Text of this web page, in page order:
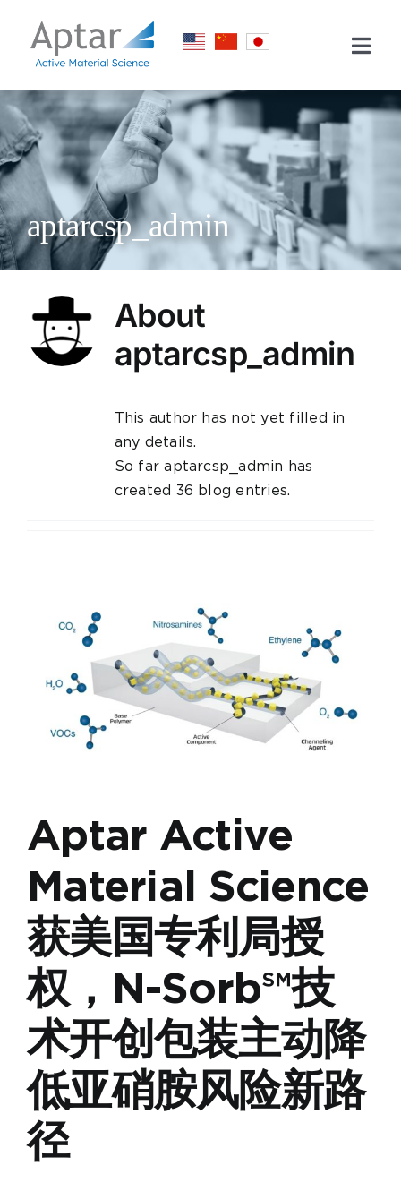
content
服务市场
服务
技术
资料中心
aptarcsp_admin
About
aptarcsp_admin
This author has not yet filled in
any details.
So far aptarcsp_admin has
created 36 blog entries.
Aptar Active
Material Science
获美国专利局授
权，N-Sorb℠技
术开创包装主动降
低亚硝胺风险新路
径